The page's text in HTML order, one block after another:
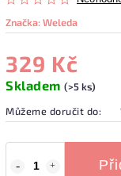
Značka:Weleda
329 Kč
Skladem (>5 ks)
Můžeme doručit do: